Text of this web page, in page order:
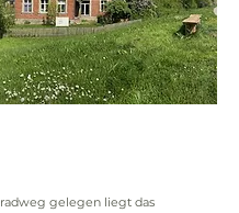
gelegen liegt das